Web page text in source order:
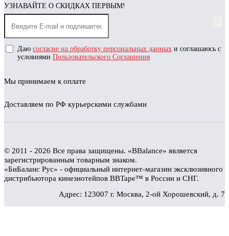
УЗНАВАЙТЕ О СКИДКАХ ПЕРВЫМ!
Даю согласие на обработку персональных данных и соглашаюсь с
условиями Пользовательского Соглашения
Мы принимаем к оплате
Доставляем по РФ курьерскими службами
© 2011 - 2026 Все права защищены. «BBalance» является
зарегистрированным товарным знаком.
«БиБаланс Рус» - официальный интернет-магазин эксклюзивного
дистрибьютора кинезиотейпов BBTape™ в России и СНГ.
Адрес: 123007 г. Москва, 2-ой Хорошевский, д. 7